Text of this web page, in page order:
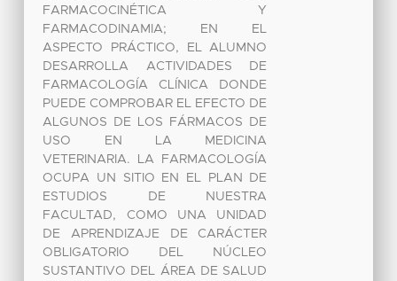
FARMACOCINÉTICA Y
FARMACODINAMIA; EN EL
ASPECTO PRÁCTICO, EL ALUMNO
DESARROLLA ACTIVIDADES DE
FARMACOLOGÍA CLÍNICA DONDE
PUEDE COMPROBAR EL EFECTO DE
ALGUNOS DE LOS FÁRMACOS DE
USO EN LA MEDICINA
VETERINARIA. LA FARMACOLOGÍA
OCUPA UN SITIO EN EL PLAN DE
ESTUDIOS DE NUESTRA
FACULTAD, COMO UNA UNIDAD
DE APRENDIZAJE DE CARÁCTER
OBLIGATORIO DEL NÚCLEO
SUSTANTIVO DEL ÁREA DE SALUD